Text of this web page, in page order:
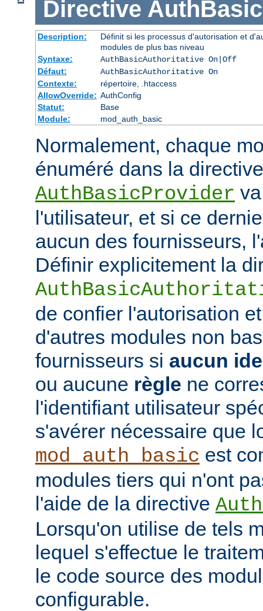
Directive
Description:
Définit si les processus d'autorisation et
modules de plus bas niveau
Syntaxe:
AuthBasicAuthoritative On|Off
Défaut:
AuthBasicAuthoritative On
Contexte:
répertoire, .htaccess
AllowOverride: AuthConfig
Statut:
Base
Module:
mod_auth_basic
Normalement, chaque
énuméré dans la directive
AuthBasicProvider
l'utilisateur, et si ce
aucun des fournisseurs,
Définir explicitement la
de confier l'autorisation
d'autres modules non
fournisseurs si aucun
ou aucune règle ne
l'identifiant utilisateur
s'avérer nécessaire que
mod_auth_basic est
modules tiers qui n'ont
l'aide de la directive
Lorsqu'on utilise de tels
lequel s'effectue le
le code source des
configurable.